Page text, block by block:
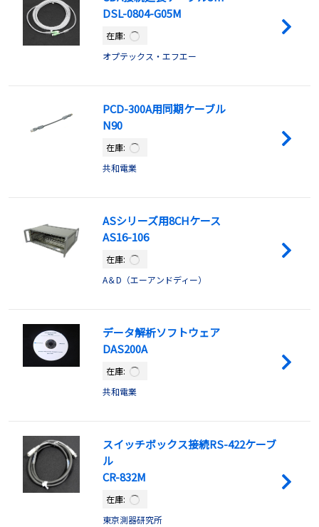
DSL-0804-G05M
在庫:
オプテックス・エフエー
PCD-300A用同期ケーブル
N90
在庫:
共和電業
ASシリーズ用8CHケース
AS16-106
在庫:
A＆D（エーアンドディー）
データ解析ソフトウェア
DAS200A
在庫:
共和電業
スイッチボックス接続RS-422ケーブ
ル
CR-832M
在庫:
東京測器研究所